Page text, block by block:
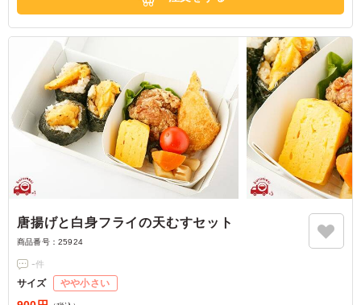
唐揚げと白身フライの天むすセット
商品番号： 25924
-件
サイズ やや小さい